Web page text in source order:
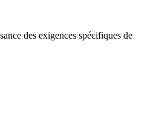
des exigences spécifiques de